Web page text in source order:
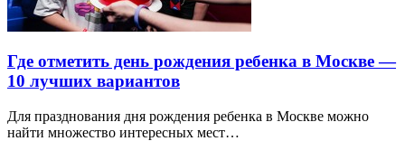
Где отметить день рождения ребенка в Москве —
10 лучших вариантов
Для празднования дня рождения ребенка в Москве можно
найти множество интересных мест…